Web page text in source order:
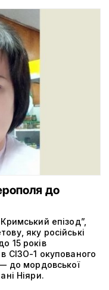
до
епізод”,
яку російські
15 років
СІЗО-1 окупованого
до мордовської
Ніяри.